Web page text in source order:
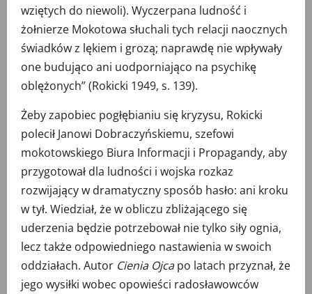
wziętych do niewoli). Wyczerpana ludność i
żołnierze Mokotowa słuchali tych relacji naocznych
świadków z lękiem i grozą; naprawdę nie wpływały
one budująco ani uodporniająco na psychikę
oblężonych” (Rokicki 1949, s. 139).
Żeby zapobiec pogłębianiu się kryzysu, Rokicki
polecił Janowi Dobraczyńskiemu, szefowi
mokotowskiego Biura Informacji i Propagandy, aby
przygotował dla ludności i wojska rozkaz
rozwijający w dramatyczny sposób hasło: ani kroku
w tył. Wiedział, że w obliczu zbliżającego się
uderzenia będzie potrzebował nie tylko siły ognia,
lecz także odpowiedniego nastawienia w swoich
oddziałach. Autor Cienia Ojcapo latach przyznał, że
jego wysiłki wobec opowieści radosławowców